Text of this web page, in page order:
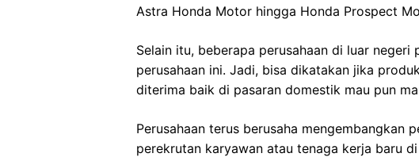
Astra Honda Motor hingga Honda Prospect
Selain itu, beberapa perusahaan di luar
perusahaan ini. Jadi, bisa dikatakan jika
diterima baik di pasaran domestik mau pun
Perusahaan terus berusaha mengembangkan
perekrutan karyawan atau tenaga kerja baru